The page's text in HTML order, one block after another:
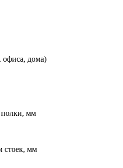
офиса, дома)
полки, мм
стоек, мм